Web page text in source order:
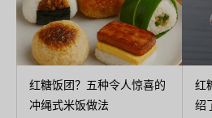
红糖饭团？五种令人惊喜的
冲绳式米饭做法
红
绍